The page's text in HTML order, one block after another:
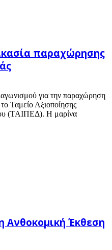
παραχώρησης
για την παραχώρηση
Ταμείο Αξιοποίησης
(ΤΑΙΠΕΔ). Η μαρίνα
Ανθοκομική Έκθεση